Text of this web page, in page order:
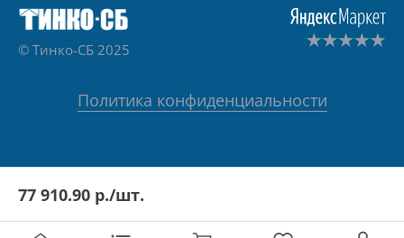
77 910.90 р./шт.
© Тинко-СБ 2025
Политика конфиденциальности